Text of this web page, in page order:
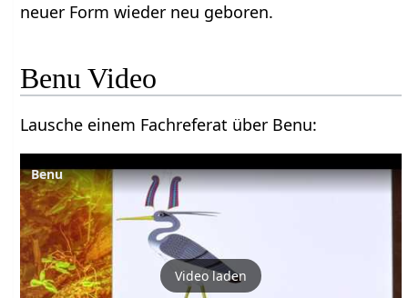
neuer Form wieder neu geboren.
Benu Video
Lausche einem Fachreferat über Benu:
Benu
Video laden